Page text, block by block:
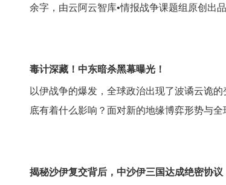
余字，由云阿云智库•情报战争课题组原创出品
毒计深藏！中东暗杀黑幕曝光！
以伊战争的爆发，全球政治出现了波谲云诡
底有着什么影响？面对新的地缘博弈形势与
揭秘沙伊复交背后，中沙伊三国达成绝密协